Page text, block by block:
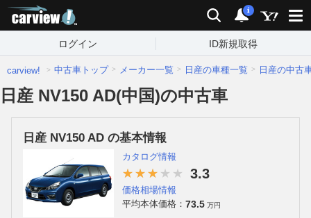
検索 通知
i
ログイン ID新規取得
carview! 中古車トップ メーカー一覧 日産の車種一覧 日産の中古
日産 NV150 AD(中国)の中古車
日産 NV150 AD の基本情報
カタログ情報
3.3
価格相場情報
平均本体価格： 73.5 万円